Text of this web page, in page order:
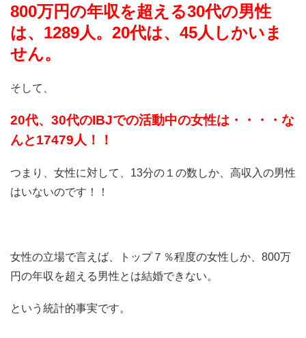
800万円の年収を超える30代の男性
は、1289人。20代は、45人しかいま
せん。
そして、
20代、30代のIBJでの活動中の女性は・・・・な
んと17479人！！
つまり、女性に対して、13分の１の数しか、高収入の男性
はいないのです！！
女性の立場で言えば、トップ７％程度の女性しか、800万
円の年収を超える男性とは結婚できない。
という統計的事実です。